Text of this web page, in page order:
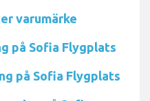
varumärke
på Sofia Flygplats
på Sofia Flygplats